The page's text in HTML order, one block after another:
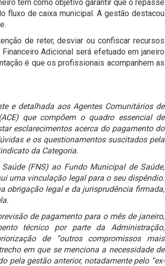
tem como objetivo garantir que o repasse
fluxo de caixa municipal. A gestão destacou
de reter, desviar ou confiscar recursos
Adicional será efetuado em janeiro
é que os profissionais acompanhem as
e detalhada aos Agentes Comunitários de
que compõem o quadro essencial de
esclarecimentos acerca do pagamento do
e os questionamentos suscitados pela
da Categoria.
(FNS) ao Fundo Municipal de Saúde,
uma vinculação legal para o seu dispêndio.
obrigação legal e da jurisprudência firmada,
de pagamento para o mês de janeiro,
técnico por parte da Administração,
de “outros compromissos mais
em que se menciona a necessidade de
pela gestão anterior, notadamente pelo “ex-